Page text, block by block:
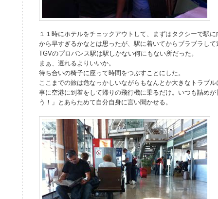
１１時にホテルをチェックアウトして、まずはタクシーで駅
から早すぎるかなとは思ったが、駅に着いてからブラブラし
TGVのプロバンス駅は駅しかない何にもない所だった。
まぁ、遅れるよりいいか。
待ち合いの椅子に座って時間をつぶすことにした。
ここまでの旅は危なっかしいながらもなんとか大きなトラブ
事に空港に到着をして帰りの飛行機に乗るだけ。いつも詰め
う！」とあらためて自分自身に言い聞かせる。